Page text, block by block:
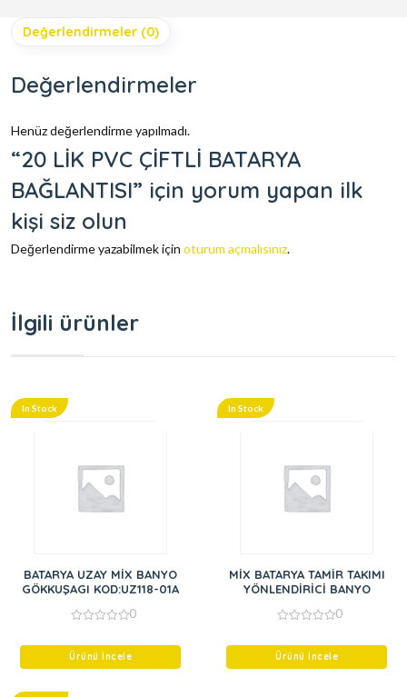
Değerlendirmeler (0)
Değerlendirmeler
Henüz değerlendirme yapılmadı.
“20 LİK PVC ÇİFTLİ BATARYA
BAĞLANTISI” için yorum yapan ilk
kişi siz olun
Değerlendirme yazabilmek için oturum açmalısınız.
İlgili ürünler
In Stock
BATARYA UZAY MİX BANYO
GÖKKUŞAGI KOD:UZ118-01A
of
0
Ürünü İncele
In Stock
MİX BATARYA TAMİR TAKIMI
YÖNLENDİRİCİ BANYO
of
0
Ürünü İncele